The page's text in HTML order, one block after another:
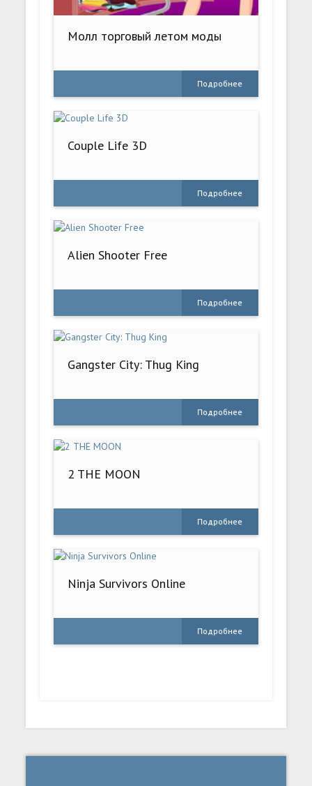
Молл торговый летом моды
Подробнее
Couple Life 3D
Подробнее
Alien Shooter Free
Подробнее
Gangster City: Thug King
Подробнее
2 THE MOON
Подробнее
Ninja Survivors Online
Подробнее